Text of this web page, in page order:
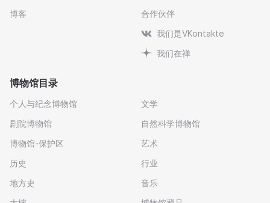
博客
合作伙伴
我们是VKontakte
我们在禅
博物馆目录
个人与纪念博物馆
剧院博物馆
博物馆-保护区
历史
地方史
文学
自然科学博物馆
艺术
行业
音乐